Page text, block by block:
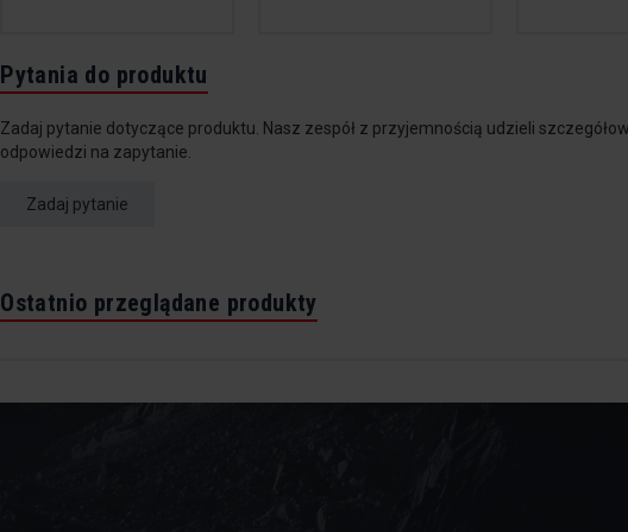
Pytania do produktu
Zadaj pytanie dotyczące produktu. Nasz zespół z przyjemnością udzieli
odpowiedzi na zapytanie.
Zadaj pytanie
Ostatnio przeglądane produkty